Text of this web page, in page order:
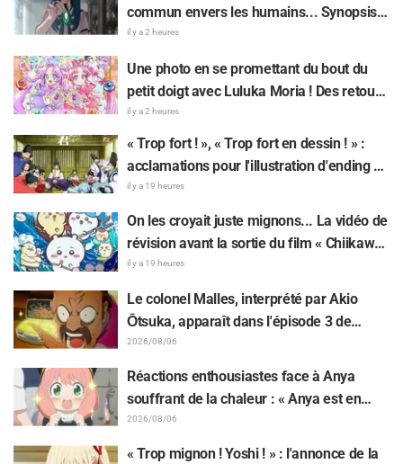
commun envers les humains... Synopsis
et premières images de l'épisode 6 de
il y a 2 heures
Une photo en se promettant du bout du
petit doigt avec Luluka Moria ! Des retours
sur le compte rendu de la comédienne de
doublage Nao Tōyama après avoir assisté
au Dream Stage de « Star Detective
Precure! » : « C’est le W Arcana »
il y a 2 heures
« Trop fort ! », « Trop fort en dessin ! » :
acclamations pour l'illustration d'ending du
13e épisode dessinée par Asaki Yuikawa,
la comédienne doublant le protagoniste
de « The Elusive Samurai »
il y a 19 heures
On les croyait juste mignons... La vidéo de
révision avant la sortie du film « Chiikawa
» suscite des réactions surprises face au
décalage : « C'est plus sévère qu'imaginé
», « Ça ne parle que de travail »
il y a 19 heures
Le colonel Malles, interprété par Akio
Ōtsuka, apparaît dans l'épisode 3 de
l'anime TV « The Ghost in the Shell » !
Commentaire du comédien et carte de fin
2026/08/06
Réactions enthousiastes face à Anya
souffrant de la chaleur : « Anya est en
train de fondre » sur l'illustration
d'annonce de « SPY x FAMILY »
2026/08/06
« Trop mignon ! Yoshi ! » : l'annonce de la